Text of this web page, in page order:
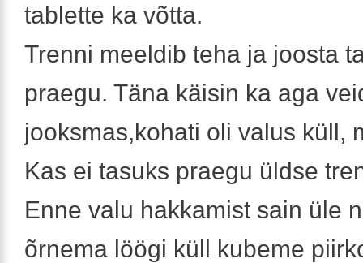
tablette ka võtta.
Trenni meeldib teha ja joosta
praegu. Täna käisin ka aga
jooksmas,kohati oli valus küll,
Kas ei tasuks praegu üldse
Enne valu hakkamist sain üle
õrnema löögi küll kubeme